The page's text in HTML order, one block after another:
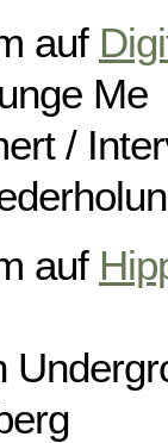
auf
Me
/
auf